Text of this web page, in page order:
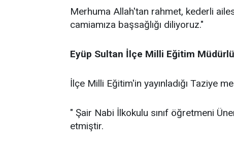
Merhuma Allah'tan rahmet, kederli
camiamıza başsağlığı diliyoruz."
Eyüp Sultan İlçe Milli Eğitim
​​​​​İlçe Milli Eğitim'in yayınladığı Taziye
" Şair Nabi İlkokulu sınıf öğretmeni
etmiştir.